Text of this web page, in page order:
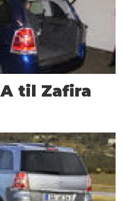
til Zafira